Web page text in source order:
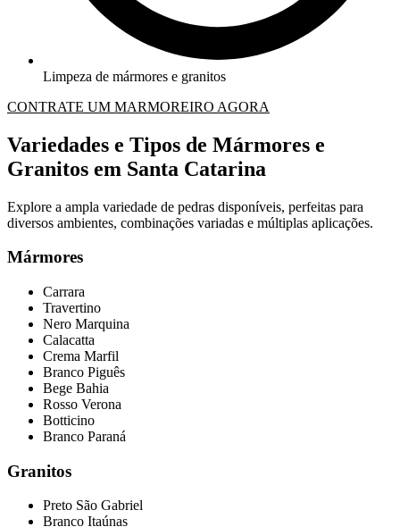
Limpeza de mármores e granitos
CONTRATE UM MARMOREIRO AGORA
Variedades e Tipos de Mármores e
Granitos em Santa Catarina
Explore a ampla variedade de pedras disponíveis, perfeitas para
diversos ambientes, combinações variadas e múltiplas aplicações.
Mármores
Carrara
Travertino
Nero Marquina
Calacatta
Crema Marfil
Branco Piguês
Bege Bahia
Rosso Verona
Botticino
Branco Paraná
Granitos
Preto São Gabriel
Branco Itaúnas